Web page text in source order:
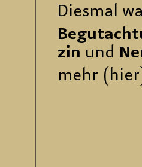
Dies­mal
zin und
mehr